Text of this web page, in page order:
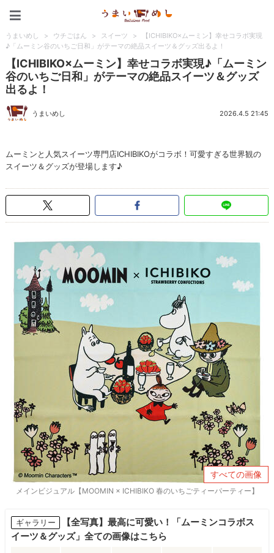
うまいめし > ウチごはん > スイーツ >
【ICHIBIKO×ムーミン】幸せコラボ実現
♪「ムーミン谷のいちご日和」がテーマの絶品スイーツ＆グッズ出るよ！
【ICHIBIKO×ムーミン】幸せコラボ実現♪「ムーミン
谷のいちご日和」がテーマの絶品スイーツ＆グッズ
出るよ！
うまいめし 2026.4.5 21:45
ムーミンと人気スイーツ専門店ICHIBIKOがコラボ！可愛すぎる世界観の
スイーツ＆グッズが登場します♪
すべての画像
メインビジュアル【MOOMIN × ICHIBIKO 春のいちごティーパーティー】
ギャラリー
【全写真】最高に可愛い！「ムーミンコラボス
イーツ＆グッズ」全ての画像はこちら